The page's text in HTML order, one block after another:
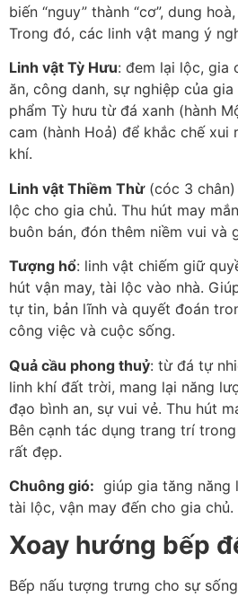
biến “nguy” thành “cơ”, dung
Trong đó, các linh vật mang ý
Linh vật Tỳ Hưu: đem lại lộc, gia
ăn, công danh, sự nghiệp của
phẩm Tỳ hưu từ đá xanh (hành
cam (hành Hoả) để khắc chế xui
khí.
Linh vật Thiềm Thừ(cóc 3 chân)
lộc cho gia chủ. Thu hút may
buôn bán, đón thêm niềm vui và
Tượng hổ: linh vật chiếm giữ
hút vận may, tài lộc vào nhà.
tự tin, bản lĩnh và quyết đoán
công việc và cuộc sống.
Quả cầu phong thuỷ: từ đá tự
linh khí đất trời, mang lại năng
đạo bình an, sự vui vẻ. Thu hút
Bên cạnh tác dụng trang trí
rất đẹp.
Chuông gió: giúp gia tăng năng
tài lộc, vận may đến cho gia chủ.
Xoay hướng bếp
Bếp nấu tượng trưng cho sự